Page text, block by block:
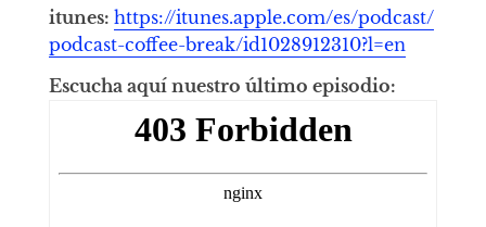
itunes: https://itunes.apple.com/es/podcast/
podcast-coffee-break/id1028912310?l=en
Escucha aquí nuestro último episodio: